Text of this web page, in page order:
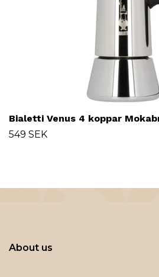
Bialetti Venus 4 koppar
549 SEK
About us